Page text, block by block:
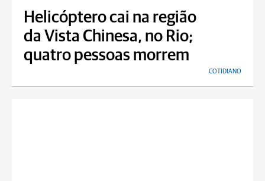
Helicóptero cai na região
da Vista Chinesa, no Rio;
quatro pessoas morrem
COTIDIANO